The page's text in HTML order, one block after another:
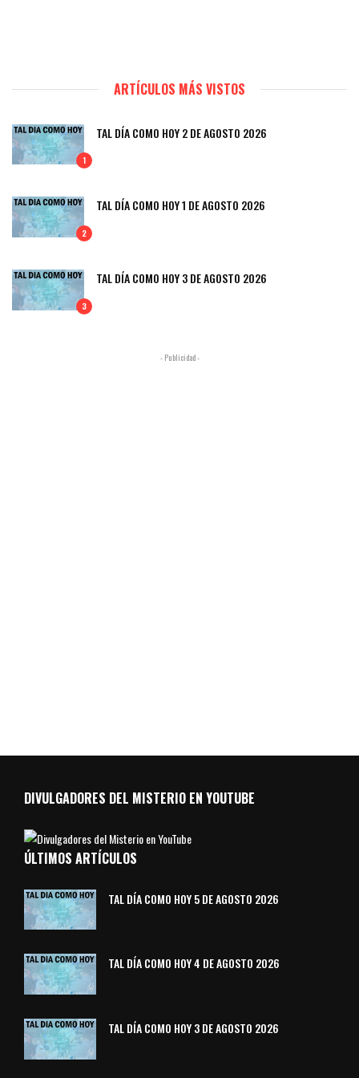
ARTÍCULOS MÁS VISTOS
1
TAL DÍA COMO HOY 2 DE AGOSTO 2026
2
TAL DÍA COMO HOY 1 DE AGOSTO 2026
3
TAL DÍA COMO HOY 3 DE AGOSTO 2026
- Publicidad -
DIVULGADORES DEL MISTERIO EN YOUTUBE
ÚLTIMOS ARTÍCULOS
TAL DÍA COMO HOY 5 DE AGOSTO 2026
TAL DÍA COMO HOY 4 DE AGOSTO 2026
TAL DÍA COMO HOY 3 DE AGOSTO 2026